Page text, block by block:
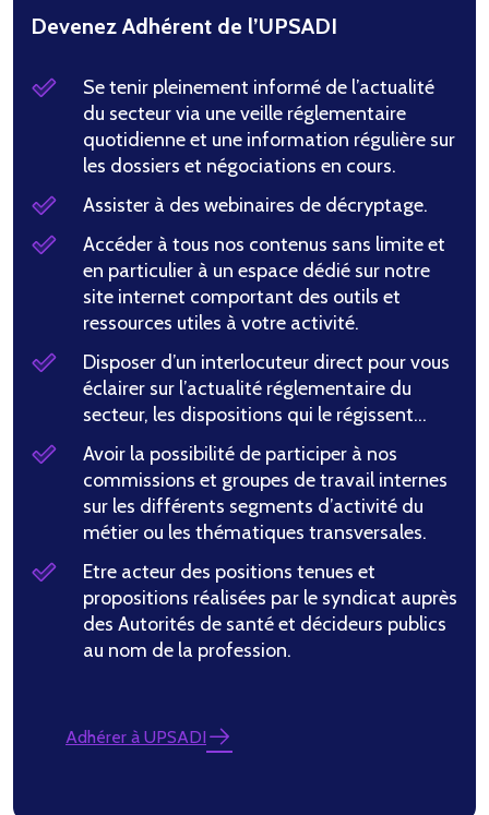
Devenez Adhérent de l’UPSADI
Se tenir pleinement informé de l’actualité
du secteur via une veille réglementaire
quotidienne et une information régulière sur
les dossiers et négociations en cours.
Assister à des webinaires de décryptage.
Accéder à tous nos contenus sans limite et
en particulier à un espace dédié sur notre
site internet comportant des outils et
ressources utiles à votre activité.
Disposer d’un interlocuteur direct pour vous
éclairer sur l’actualité réglementaire du
secteur, les dispositions qui le régissent…
Avoir la possibilité de participer à nos
commissions et groupes de travail internes
sur les différents segments d’activité du
métier ou les thématiques transversales.
Etre acteur des positions tenues et
propositions réalisées par le syndicat auprès
des Autorités de santé et décideurs publics
au nom de la profession.
Adhérer à UPSADI